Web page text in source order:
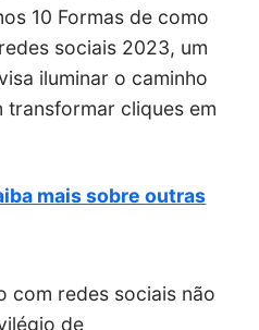
10 Formas de como
sociais 2023, um
iluminar o caminho
transformar cliques em
mais sobre outras
com redes sociais não
de